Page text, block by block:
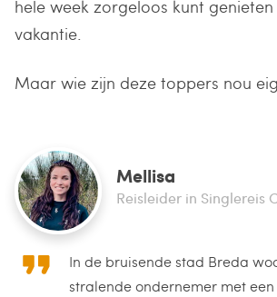
hele week zorgeloos kunt
vakantie.
Maar wie zijn deze toppers nou
Mellisa
Reisleider in Singlereis
In de bruisende stad Breda
stralende ondernemer met